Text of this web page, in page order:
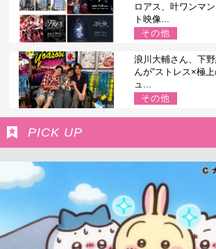
ロアス、叶ワンマ
ト映像...
その他
浪川大輔さん、下
んが“ストレス×極
ュ...
その他
PICK UP